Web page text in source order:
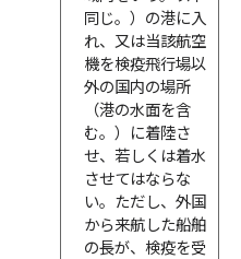
同じ。）の港に入
れ、又は当該航空
機を検疫飛行場以
外の国内の場所
（港の水面を含
む。）に着陸さ
せ、若しくは着水
させてはならな
い。ただし、外国
から来航した船舶
の長が、検疫を受